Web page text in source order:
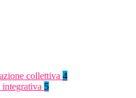
collettiva 4
5